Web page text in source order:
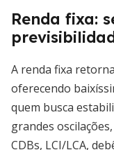
Renda fixa:
A renda fixa
oferecendo
quem busca
grandes
CDBs, LCI/LCA,